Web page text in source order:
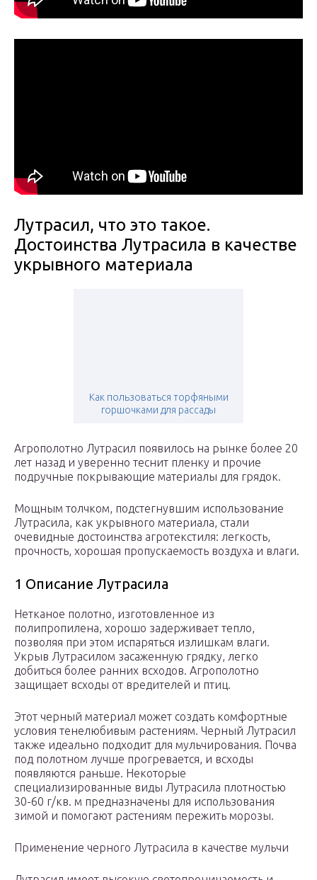
Лутрасил, что это такое.
Достоинства Лутрасила в качестве
укрывного материала
Как пользоваться торфяными
горшочками для рассады
Агрополотно Лутрасил появилось на рынке более 20
лет назад и уверенно теснит пленку и прочие
подручные покрывающие материалы для грядок.
Мощным толчком, подстегнувшим использование
Лутрасила, как укрывного материала, стали
очевидные достоинства агротекстиля: легкость,
прочность, хорошая пропускаемость воздуха и влаги.
1 Описание Лутрасила
Нетканое полотно, изготовленное из
полипропилена, хорошо задерживает тепло,
позволяя при этом испаряться излишкам влаги.
Укрыв Лутрасилом засаженную грядку, легко
добиться более ранних всходов. Агрополотно
защищает всходы от вредителей и птиц.
Этот черный материал может создать комфортные
условия тенелюбивым растениям. Черный Лутрасил
также идеально подходит для мульчирования. Почва
под полотном лучше прогревается, и всходы
появляются раньше. Некоторые
специализированные виды Лутрасила плотностью
30-60 г/кв. м предназначены для использования
зимой и помогают растениям пережить морозы.
Применение черного Лутрасила в качестве мульчи